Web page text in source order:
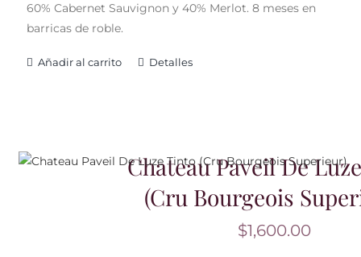
60% Cabernet Sauvignon y 40% Merlot. 8 meses en
barricas de roble.
Añadir al carrito Detalles
Chateau Paveil De
(Cru Bourgeois
$1,600.00